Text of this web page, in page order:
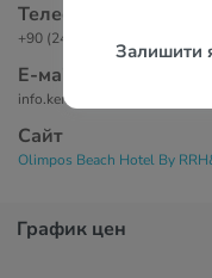
Залишити
Телефоны
+90 (242) 814 5515
Е-маil
Сайт
Olimpos Beach Hotel By
График цен